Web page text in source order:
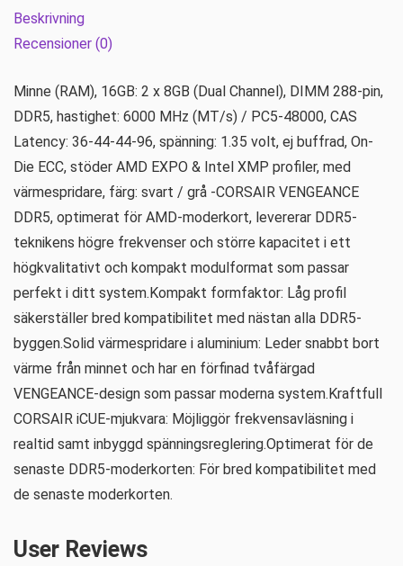
Beskrivning
Recensioner (0)
Minne (RAM), 16GB: 2 x 8GB (Dual Channel), DIMM 288-pin,
DDR5, hastighet: 6000 MHz (MT/s) / PC5-48000, CAS
Latency: 36-44-44-96, spänning: 1.35 volt, ej buffrad, On-
Die ECC, stöder AMD EXPO & Intel XMP profiler, med
värmespridare, färg: svart / grå -CORSAIR VENGEANCE
DDR5, optimerat för AMD-moderkort, levererar DDR5-
teknikens högre frekvenser och större kapacitet i ett
högkvalitativt och kompakt modulformat som passar
perfekt i ditt system.Kompakt formfaktor: Låg profil
säkerställer bred kompatibilitet med nästan alla DDR5-
byggen.Solid värmespridare i aluminium: Leder snabbt bort
värme från minnet och har en förfinad tvåfärgad
VENGEANCE-design som passar moderna system.Kraftfull
CORSAIR iCUE-mjukvara: Möjliggör frekvensavläsning i
realtid samt inbyggd spänningsreglering.Optimerat för de
senaste DDR5-moderkorten: För bred kompatibilitet med
de senaste moderkorten.
User Reviews